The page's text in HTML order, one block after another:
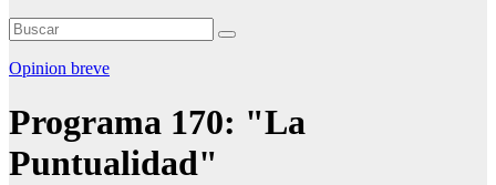
Opinion breve
Programa 170: "La
Puntualidad"